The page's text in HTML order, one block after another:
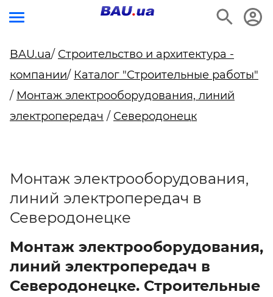
BAU.ua/ Строительство и архитектура -
компании/ Каталог "Строительные работы"
/ Монтаж электрооборудования, линий
электропередач / Северодонецк
Монтаж электрооборудования,
линий электропередач в
Северодонецке
Монтаж электрооборудования,
линий электропередач в
Северодонецке. Строительные